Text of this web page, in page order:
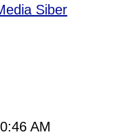
Siber
AM